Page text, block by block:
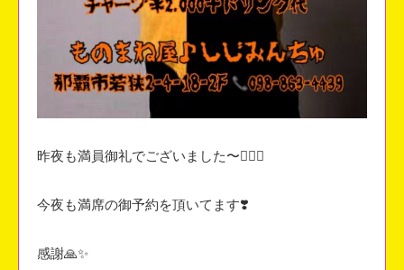
昨夜も満員御礼でございました〜🙇‍♀️✨
今夜も満席の御予約を頂いてます❣️
感謝🙏✨